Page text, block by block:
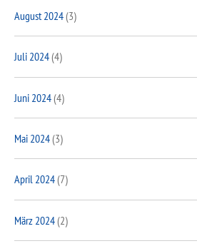
August 2024(3)
Juli 2024(4)
Juni 2024(4)
Mai 2024(3)
April 2024(7)
März 2024(2)